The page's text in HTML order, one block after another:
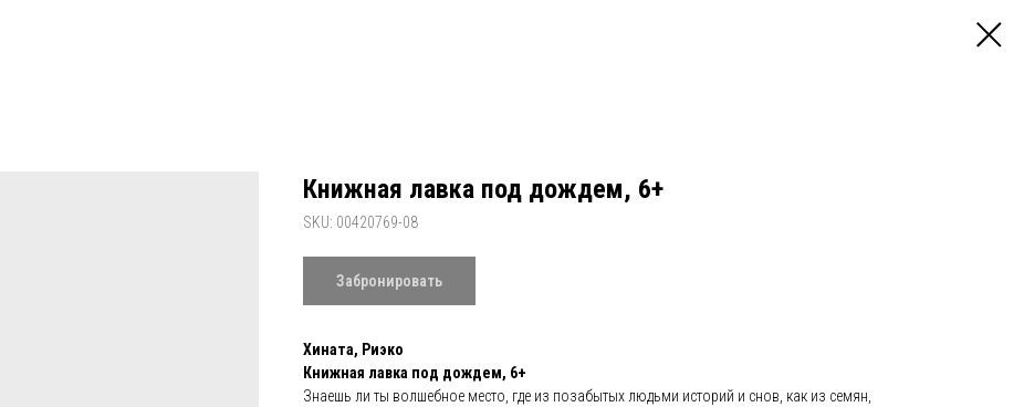
Книжная лавка под дождем, 6+
SKU: 00420769-08
Забронировать
Хината, Риэко
Книжная лавка под дождем, 6+
Знаешь ли ты волшебное место, где из позабытых людьми историй и снов, как из семян,